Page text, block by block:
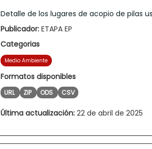
Detalle de los lugares de acopio de pilas
Publicador: ETAPA EP
Categorias
Medio Ambiente
Formatos disponibles
URL ZIP ODS CSV
Última actualización: 22 de abril de 2025